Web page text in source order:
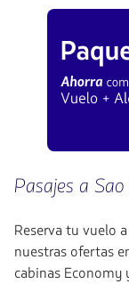
Pasajes a
Reserva tu vuelo
nuestras ofertas
cabinas